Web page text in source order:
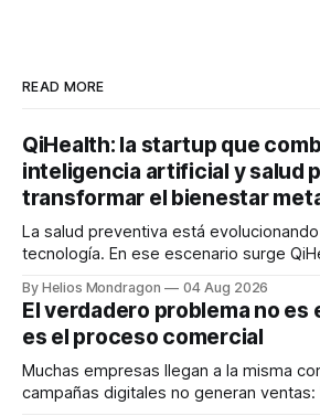
READ MORE
QiHealth: la startup que
inteligencia artificial y salud
transformar el bienestar
La salud preventiva está
tecnología. En ese escenario surge
dispositivos inteligentes, inteligencia
en tiempo real para ayudar a las
decisiones sobre su salud metabólica.
responder
By Helios Mondragon 04 Aug 2026
El verdadero problema no es
es el proceso comercial
Muchas empresas llegan a la misma
campañas digitales no generan